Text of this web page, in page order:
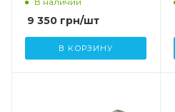
9 350 грн/шт
В КОРЗИНУ